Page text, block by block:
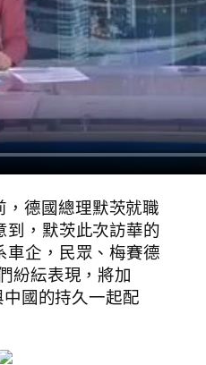
，德國總理默茨就職
到，默茨此次訪華的
車企，民眾、梅賽德
紛紜表現，將加
國的持久一起配